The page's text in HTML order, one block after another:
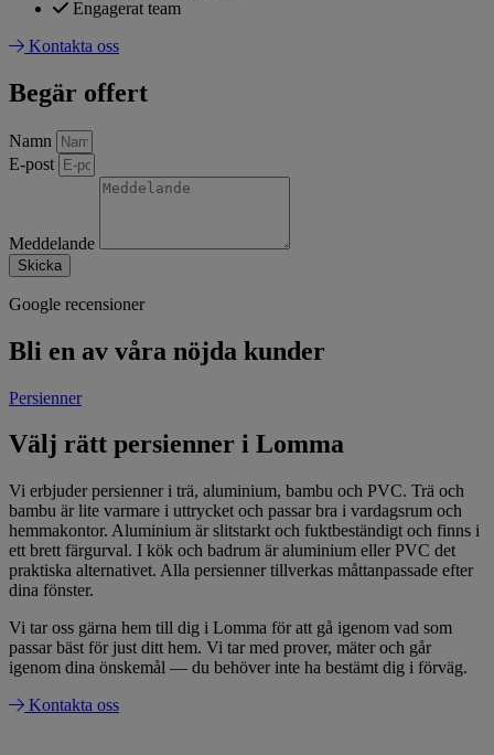
Engagerat team
Kontakta oss
Begär offert
Namn
E-post
Meddelande
Skicka
Google recensioner
Bli en av våra nöjda kunder
Persienner
Välj rätt persienner i Lomma
Vi erbjuder persienner i trä, aluminium, bambu och PVC. Trä och
bambu är lite varmare i uttrycket och passar bra i vardagsrum och
hemmakontor. Aluminium är slitstarkt och fuktbeständigt och finns i
ett brett färgurval. I kök och badrum är aluminium eller PVC det
praktiska alternativet. Alla persienner tillverkas måttanpassade efter
dina fönster.
Vi tar oss gärna hem till dig i Lomma för att gå igenom vad som
passar bäst för just ditt hem. Vi tar med prover, mäter och går
igenom dina önskemål — du behöver inte ha bestämt dig i förväg.
Kontakta oss